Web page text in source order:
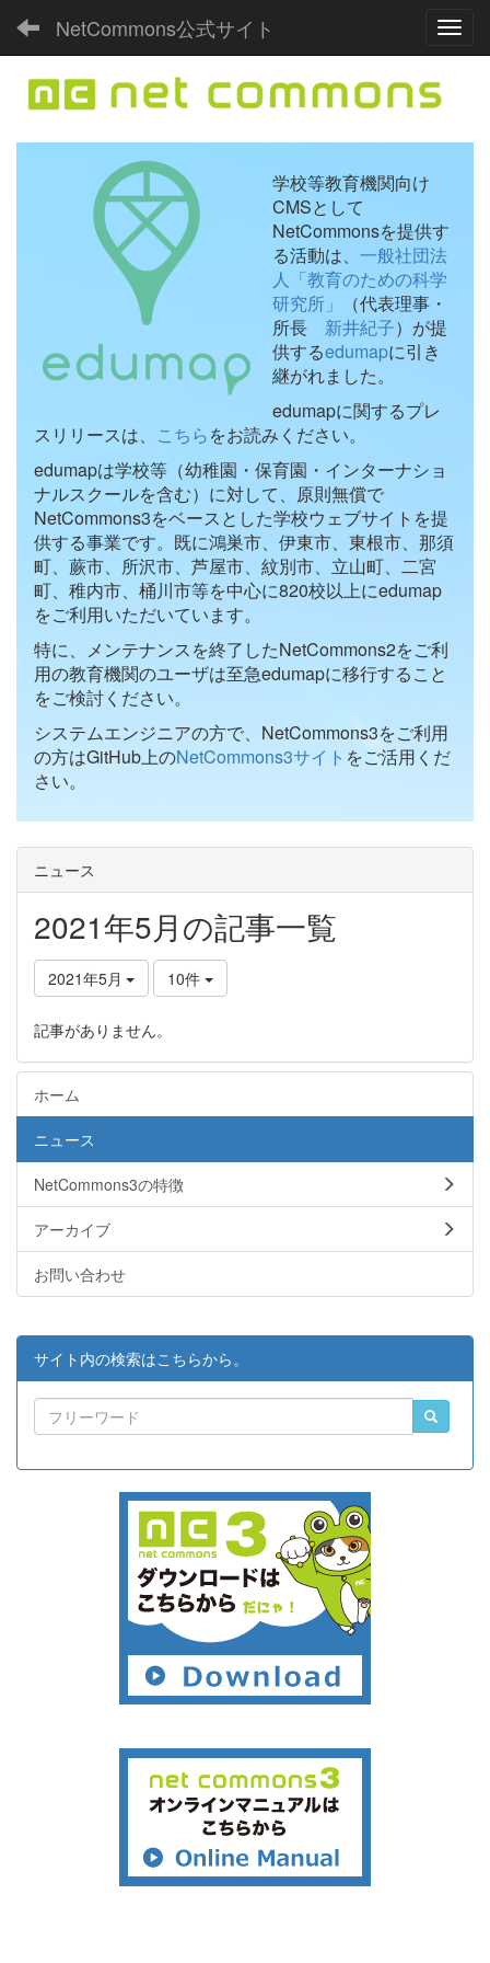
NetCommons公式サイト
学校等教育機関向け
CMSとして
NetCommonsを提供す
る活動は、 一般社団法
人「教育のための科学
研究所」
（代表理事・
所長 新井紀子）が提
供するedumapに引き
継がれました。
edumapに関するプレ
スリリースは、 こちらをお読みください。
edumapは学校等（幼稚園・保育園・インターナショ
ナルスクールを含む）に対して、原則無償で
NetCommons3をベースとした学校ウェブサイトを提
供する事業です。既に鴻巣市、伊東市、東根市、那須
町、蕨市、所沢市、芦屋市、紋別市、立山町、二宮
町、稚内市、桶川市等を中心に820校以上にedumap
をご利用いただいています。
特に、メンテナンスを終了したNetCommons2をご利
用の教育機関のユーザは至急edumapに移行すること
をご検討ください。
システムエンジニアの方で、NetCommons3をご利用
の方はGitHub上のNetCommons3サイト をご活用くだ
さい。
ニュース
2021年5月の記事一覧
2021年5月 10件
記事がありません。
ホーム
ニュース
NetCommons3の特徴
アーカイブ
お問い合わせ
サイト内の検索はこちらから。